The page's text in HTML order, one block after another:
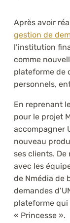
Après avoir
gestion de
l’institution
comme
plateforme de
personnels,
En reprenant
pour le projet
accompagner
nouveau
ses clients.
avec les
de Nmédia de
demandes
plateforme qui
« Princesse ».